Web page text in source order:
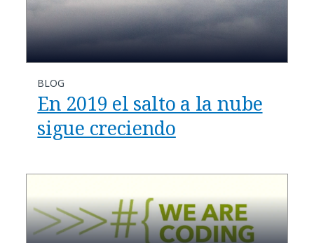
BLOG
En 2019 el salto a la nube
sigue creciendo